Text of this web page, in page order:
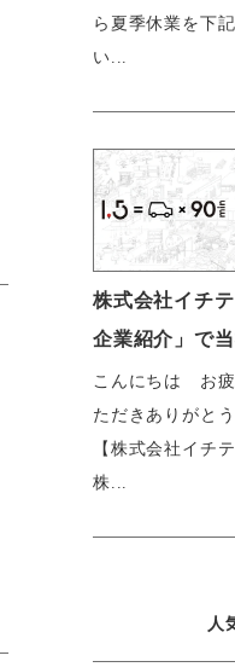
ら夏季休業を下
い...
株式会社イチ
企業紹介」で
こんにちは お
ただきありがと
【株式会社イチ
株...
人